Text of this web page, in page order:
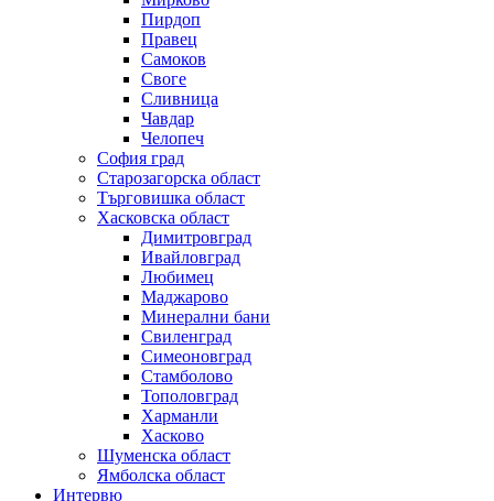
Пирдоп
Правец
Самоков
Своге
Сливница
Чавдар
Челопеч
София град
Старозагорска област
Търговишка област
Хасковска област
Димитровград
Ивайловград
Любимец
Маджарово
Минерални бани
Свиленград
Симеоновград
Стамболово
Тополовград
Харманли
Хасково
Шуменска област
Ямболска област
Интервю